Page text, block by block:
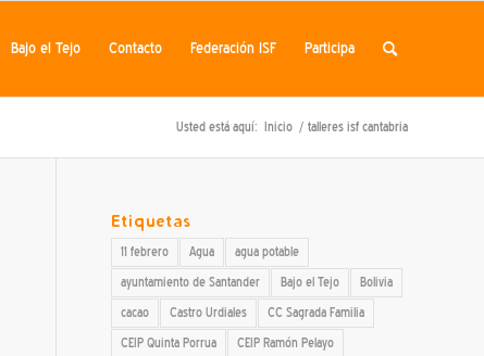
Bajo el Tejo Contacto Federación ISF Participa
Usted está aquí: Inicio / talleres isf cantabria
Etiquetas
11 febrero Agua
agua potable
ayuntamiento de Santander
Bajo el Tejo
Bolivia
cacao
Castro Urdiales
CC Sagrada Familia
CEIP Quinta Porrua
CEIP Ramón Pelayo